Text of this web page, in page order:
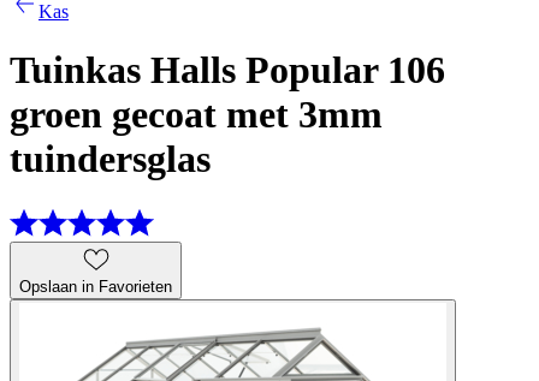
Kas
Tuinkas Halls Popular 106
groen gecoat met 3mm
tuindersglas
Opslaan in Favorieten